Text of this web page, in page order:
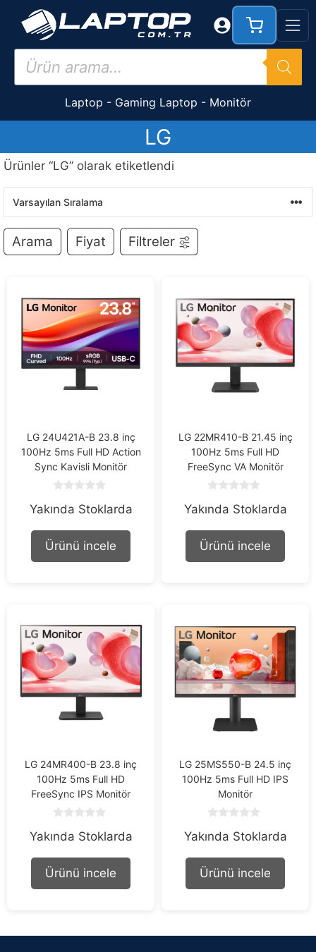
İçeriğe
Products
search
Laptop - Gaming Laptop - Monitör
LG
Ürünler “LG” olarak etiketlendi
Arama Fiyat Filtreler
LG 24U421A-B 23.8 inç
100Hz 5ms Full HD Action
Sync Kavisli Monitör
o
t
f
Yakında Stoklarda
Ürünü incele
LG 22MR410-B 21.45 inç
100Hz 5ms Full HD
FreeSync VA Monitör
o
t
f
Yakında Stoklarda
Ürünü incele
LG 24MR400-B 23.8 inç
100Hz 5ms Full HD
FreeSync IPS Monitör
o
t
f
Yakında Stoklarda
Ürünü incele
LG 25MS550-B 24.5 inç
100Hz 5ms Full HD IPS
Monitör
o
t
f
Yakında Stoklarda
Ürünü incele